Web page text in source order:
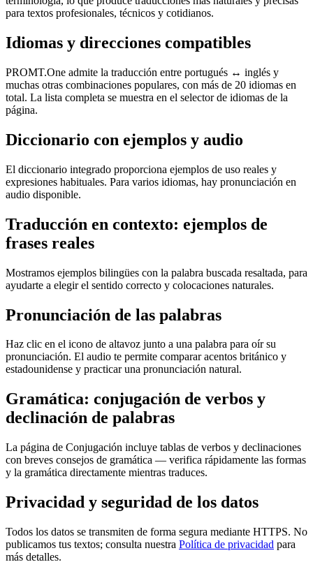
para textos profesionales, técnicos y cotidianos.
Idiomas y direcciones compatibles
PROMT.One admite la traducción entre portugués ↔ inglés y
muchas otras combinaciones populares, con más de 20 idiomas en
total. La lista completa se muestra en el selector de idiomas de la
página.
Diccionario con ejemplos y audio
El diccionario integrado proporciona ejemplos de uso reales y
expresiones habituales. Para varios idiomas, hay pronunciación en
audio disponible.
Traducción en contexto: ejemplos de
frases reales
Mostramos ejemplos bilingües con la palabra buscada resaltada, para
ayudarte a elegir el sentido correcto y colocaciones naturales.
Pronunciación de las palabras
Haz clic en el icono de altavoz junto a una palabra para oír su
pronunciación. El audio te permite comparar acentos británico y
estadounidense y practicar una pronunciación natural.
Gramática: conjugación de verbos y
declinación de palabras
La página de Conjugación incluye tablas de verbos y declinaciones
con breves consejos de gramática — verifica rápidamente las formas
y la gramática directamente mientras traduces.
Privacidad y seguridad de los datos
Todos los datos se transmiten de forma segura mediante HTTPS. No
publicamos tus textos; consulta nuestra Política de privacidad para
más detalles.